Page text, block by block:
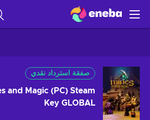
صفقة استرداد نقدي
and Magic (PC) Steam
Key GLOBAL